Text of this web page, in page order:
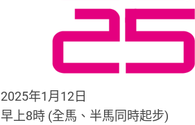
年1月12日
上8時 (全馬、半馬同時起步)